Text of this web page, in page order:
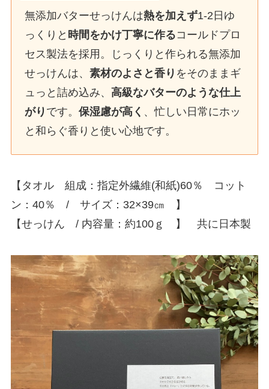
無添加バターせっけんは熱を加えず1-2日ゆ
っくりと 時間をかけ丁寧に作るコールドプロ
セス製法を採用。じっくりと作られる無添加
せっけんは、素材のよさと香り をそのままギ
ュっと詰め込み、高級なバターのような仕上
がり です。保湿慮が高く 、忙しい日常にホッ
と和らぐ香りと使い心地です。
【タオル 組成：指定外繊維(和紙)60％ コット
ン：40％ / サイズ：32×39㎝ 】
【せっけん / 内容量：約100ｇ 】 共に日本製